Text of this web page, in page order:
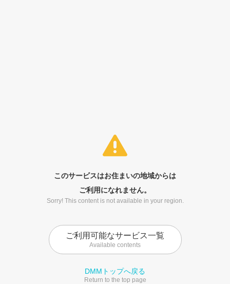
このサービスはお住まいの地域からは
ご利用になれません。
Sorry! This content is not available in your region.
ご利用可能なサービス一覧
Available contents
DMMトップへ戻る
Return to the top page